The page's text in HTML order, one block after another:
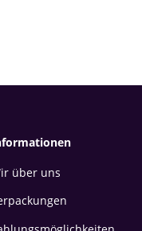
über uns